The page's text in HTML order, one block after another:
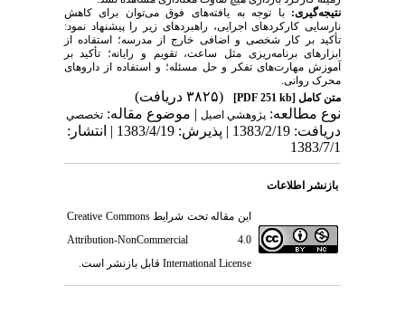
نتیجه‌گیری: با توجه به یافته‌های فوق می‌توان برای کاهش
نارسایی کارکردهای اجرایی، راهبردهای زیر را پیشنهاد نمود:
تأکید بر کار شخصی و اضافی خارج از مدرسه؛ استفاده از
ابزارهای برنامه‌ریزی مثل ساعت، تقویم و رایانه؛ تأکید بر
آموزش مهارت‌های تفکر و حل مسئله؛ و استفاده از داروهای
محرک روانی.
متن کامل [PDF 251 kb]
(۳۸۲۵ دریافت)
نوع مطالعه: پژوهشي اصیل | موضوع مقاله: تخصصي
دریافت: 1383/2/19 | پذیرش: 1383/4/19 | انتشار:
1383/7/1
بازنشر اطلاعات
این مقاله تحت شرایطCreative Commons
Attribution-NonCommercial 4.0
International License قابل بازنشر است.